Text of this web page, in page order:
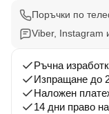
ПлажПоръчки по
Viber, Instagram
Ръчна
Изпращане до
Наложен
14 дни право